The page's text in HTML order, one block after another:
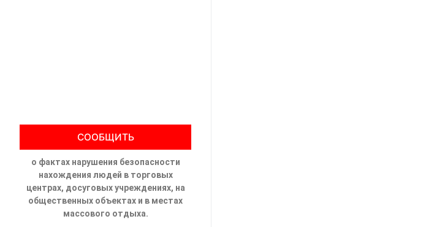
СООБЩИТЬ
о фактах нарушения безопасности
нахождения людей в торговых
центрах, досуговых учреждениях, на
общественных объектах и в местах
массового отдыха.